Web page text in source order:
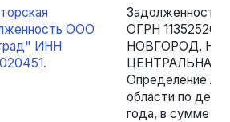
ООО
ИНН
ОГРН
НОВГОРОД,
ЦЕНТРАЛЬНАЯ
Определение
области по
года, в сумме 30